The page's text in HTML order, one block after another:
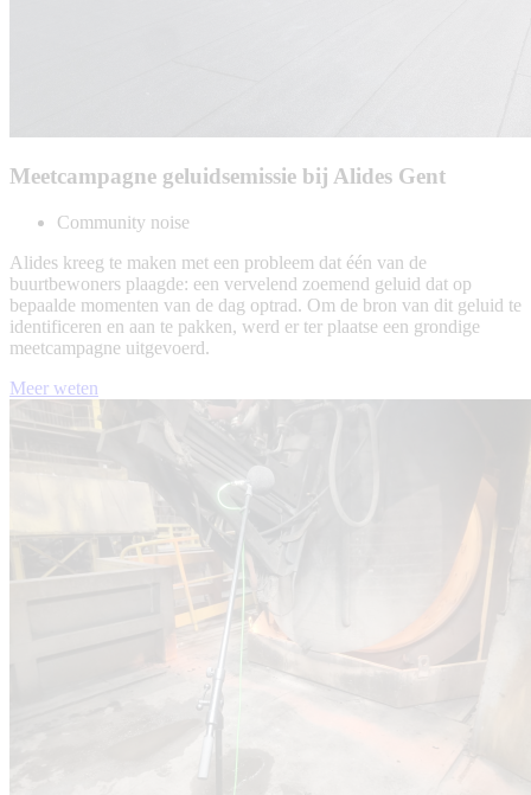
Meetcampagne geluidsemissie bij Alides Gent
Community noise
Alides kreeg te maken met een probleem dat één van de
buurtbewoners plaagde: een vervelend zoemend geluid dat op
bepaalde momenten van de dag optrad. Om de bron van dit geluid te
identificeren en aan te pakken, werd er ter plaatse een grondige
meetcampagne uitgevoerd.
Meer weten